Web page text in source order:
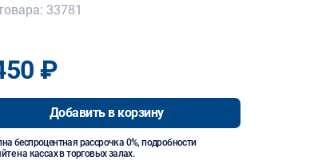
33781
₽
Добавить в корзину
беспроцентная рассрочка 0%, подробности
на кассах в торговых залах.